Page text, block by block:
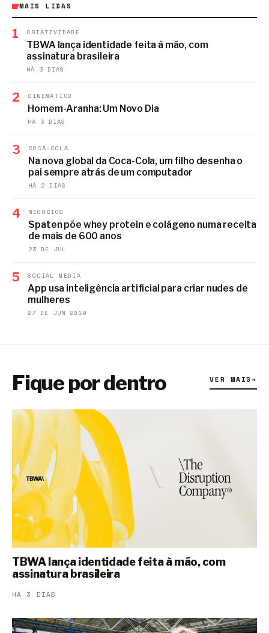
MAIS LIDAS
1 CRIATIVIDADE
TBWA lança identidade feita à mão, com
assinatura brasileira
HÁ 3 DIAS
2 CINEMÁTICO
Homem-Aranha: Um Novo Dia
HÁ 3 DIAS
3 COCA-COLA
Na nova global da Coca-Cola, um filho desenha o
pai sempre atrás de um computador
HÁ 2 DIAS
4 NEGÓCIOS
Spaten põe whey protein e colágeno numa receita
de mais de 600 anos
23 DE JUL
5 SOCIAL MEDIA
App usa inteligência artificial para criar nudes de
mulheres
27 DE JUN 2019
Fique por dentro VER MAIS→
TBWA lança identidade feita à mão, com
assinatura brasileira
HÁ 3 DIAS